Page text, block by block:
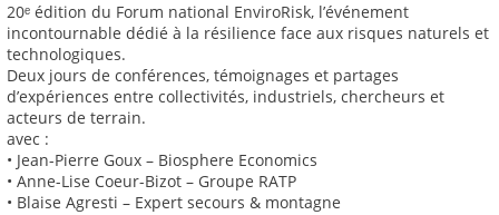
20ᵉ édition du Forum national EnviroRisk, l’événement
incontournable dédié à la résilience face aux risques naturels et
technologiques.
Deux jours de conférences, témoignages et partages
d’expériences entre collectivités, industriels, chercheurs et
acteurs de terrain.
avec :
• Jean-Pierre Goux – Biosphere Economics
• Anne-Lise Coeur-Bizot – Groupe RATP
• Blaise Agresti – Expert secours & montagne